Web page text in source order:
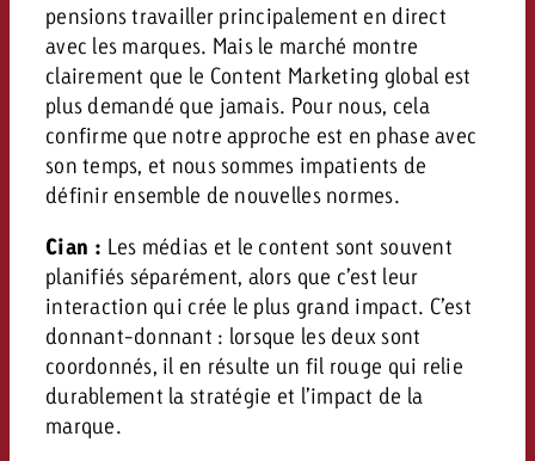
pensions travailler principalement en direct
avec les marques. Mais le marché montre
clairement que le Content Marketing global est
plus demandé que jamais. Pour nous, cela
confirme que notre approche est en phase avec
son temps, et nous sommes impatients de
définir ensemble de nouvelles normes.
Cian : Les médias et le content sont souvent
planifiés séparément, alors que c’est leur
interaction qui crée le plus grand impact. C’est
donnant-donnant : lorsque les deux sont
coordonnés, il en résulte un fil rouge qui relie
durablement la stratégie et l’impact de la
marque.